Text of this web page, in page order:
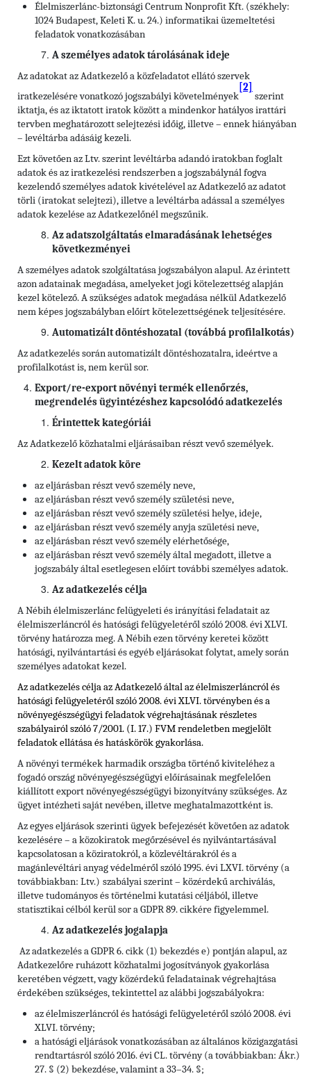
Élelmiszerlánc-biztonsági Centrum Nonprofit Kft. (székhely:
1024 Budapest, Keleti K. u. 24.) informatikai üzemeltetési
feladatok vonatkozásában
A személyes adatok tárolásának ideje
Az adatokat az Adatkezelő a közfeladatot ellátó szervek
iratkezelésére vonatkozó jogszabályi követelmények
[2]
szerint
iktatja, és az iktatott iratok között a mindenkor hatályos irattári
tervben meghatározott selejtezési időig, illetve – ennek hiányában
– levéltárba adásáig kezeli.
Ezt követően az Ltv. szerint levéltárba adandó iratokban foglalt
adatok és az iratkezelési rendszerben a jogszabálynál fogva
kezelendő személyes adatok kivételével az Adatkezelő az adatot
törli (iratokat selejtezi), illetve a levéltárba adással a személyes
adatok kezelése az Adatkezelőnél megszűnik.
Az adatszolgáltatás elmaradásának lehetséges
következményei
A személyes adatok szolgáltatása jogszabályon alapul. Az érintett
azon adatainak megadása, amelyeket jogi kötelezettség alapján
kezel kötelező. A szükséges adatok megadása nélkül Adatkezelő
nem képes jogszabályban előírt kötelezettségének teljesítésére.
Automatizált döntéshozatal (továbbá profilalkotás)
Az adatkezelés során automatizált döntéshozatalra, ideértve a
profilalkotást is, nem kerül sor.
Export/re-export növényi termék ellenőrzés,
megrendelés ügyintézéshez kapcsolódó adatkezelés
Érintettek kategóriái
Az Adatkezelő közhatalmi eljárásaiban részt vevő személyek.
Kezelt adatok köre
az eljárásban részt vevő személy neve,
az eljárásban részt vevő személy születési neve,
az eljárásban részt vevő személy születési helye, ideje,
az eljárásban részt vevő személy anyja születési neve,
az eljárásban részt vevő személy elérhetősége,
az eljárásban részt vevő személy által megadott, illetve a
jogszabály által esetlegesen előírt további személyes adatok.
Az adatkezelés célja
A Nébih élelmiszerlánc felügyeleti és irányítási feladatait az
élelmiszerláncról és hatósági felügyeletéről szóló 2008. évi XLVI.
törvény határozza meg. A Nébih ezen törvény keretei között
hatósági, nyilvántartási és egyéb eljárásokat folytat, amely során
személyes adatokat kezel.
Az adatkezelés célja az Adatkezelő által az élelmiszerláncról és
hatósági felügyeletéről szóló 2008. évi XLVI. törvényben ésa
növényegészségügyi feladatok végrehajtásának részletes
szabályairól szóló 7/2001. (I. 17.) FVM rendeletbenmegjelölt
feladatok ellátása és hatáskörök gyakorlása.
A növényi termékek harmadik országba történő kiviteléhez a
fogadó ország növényegészségügyi előírásainak megfelelően
kiállított export növényegészségügyi bizonyítvány szükséges. Az
ügyet intézheti saját nevében, illetve meghatalmazottként is.
Az egyes eljárások szerinti ügyek befejezését követően az adatok
kezelésére – a közokiratok megőrzésével és nyilvántartásával
kapcsolatosan a köziratokról, a közlevéltárakról és a
magánlevéltári anyag védelméről szóló 1995. évi LXVI. törvény (a
továbbiakban: Ltv.) szabályai szerint – közérdekű archiválás,
illetve tudományos és történelmi kutatási céljából, illetve
statisztikai célból kerül sor a GDPR 89. cikkére figyelemmel.
Az adatkezelés jogalapja
Az adatkezelés a GDPR 6. cikk (1) bekezdés e) pontján alapul, az
Adatkezelőre ruházott közhatalmi jogosítványok gyakorlása
keretében végzett, vagy közérdekű feladatainak végrehajtása
érdekében szükséges, tekintettel az alábbi jogszabályokra:
az élelmiszerláncról és hatósági felügyeletéről szóló 2008. évi
XLVI. törvény;
a hatósági eljárások vonatkozásában az általános közigazgatási
rendtartásról szóló 2016. évi CL. törvény (a továbbiakban: Ákr.)
27. § (2) bekezdése, valamint a 33–34. §;